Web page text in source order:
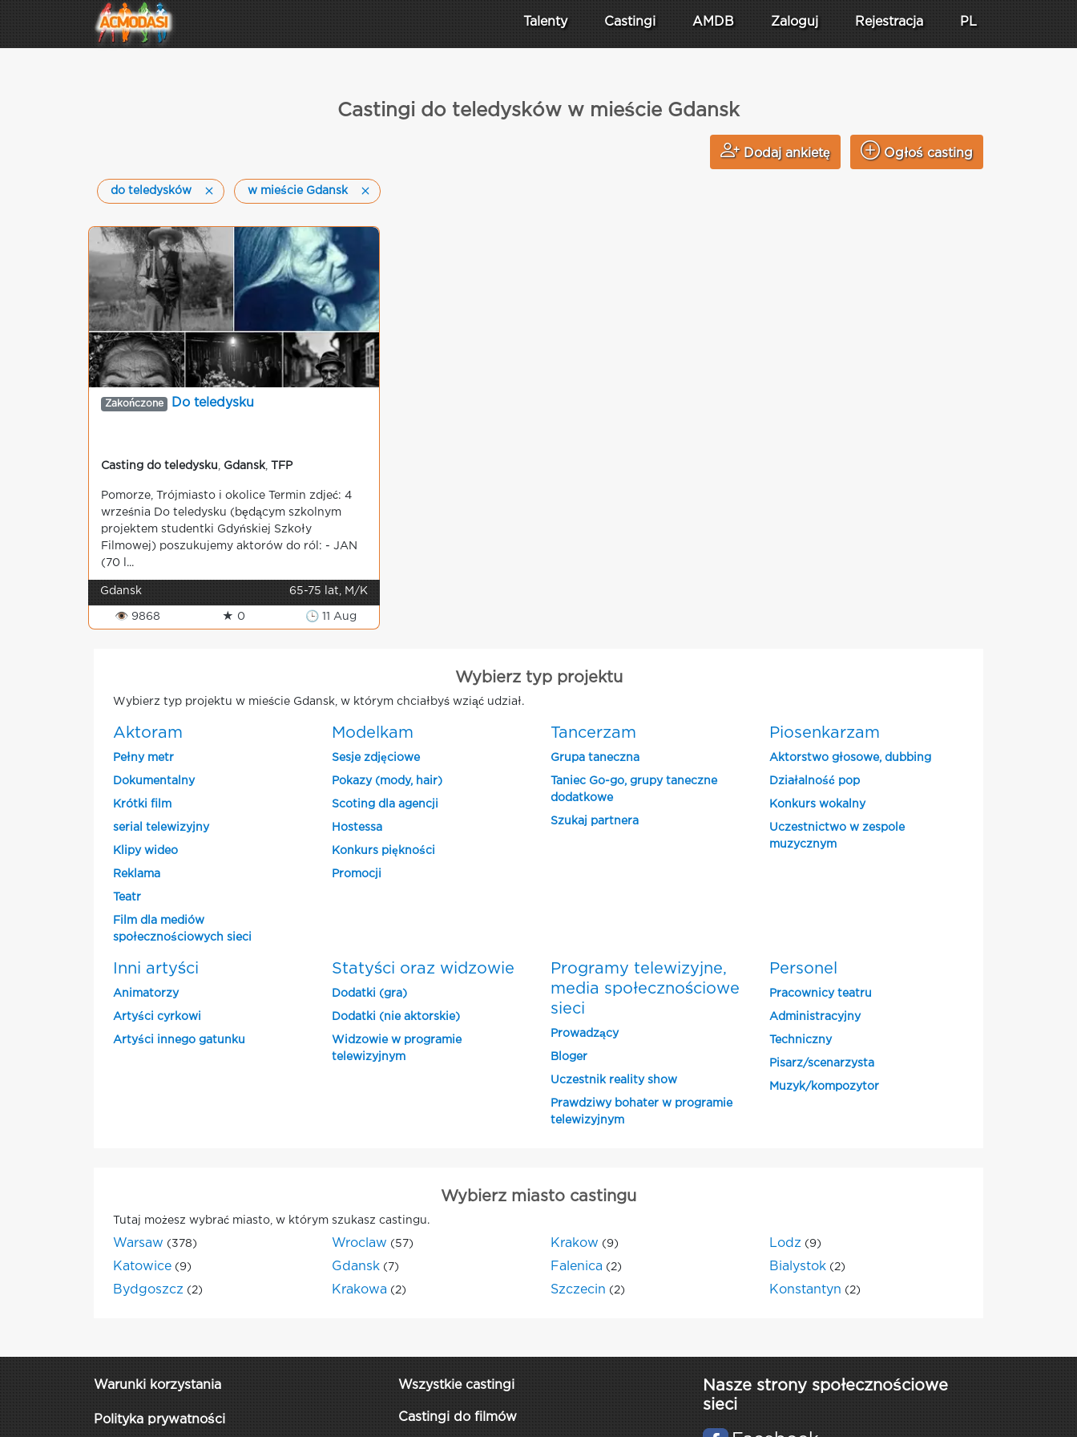
Talenty Castingi AMDB Zaloguj Rejestracja PL
Castingi do teledysków w mieście Gdansk
Dodaj ankietę Ogłoś casting
do teledysków w mieście Gdansk
Zakończone Do teledysku
Casting do teledysku Gdansk, TFP
Pomorze, Trójmiasto i okolice Termin zdjeć: 4
września Do teledysku (będącym szkolnym
projektem studentki Gdyńskiej Szkoły
Filmowej) poszukujemy aktorów do ról: - JAN
(70 l...
Gdansk 65-75 lat, M/K
👁 9868 ★ 0 🕒 11 Aug
Wybierz typ projektu
Wybierz typ projektu w mieście Gdansk, w którym chciałbyś wziąć udział.
Aktoram
Pełny metr
Dokumentalny
Krótki film
serial telewizyjny
Klipy wideo
Reklama
Teatr
Film dla mediów
społecznościowych sieci
Modelkam
Sesje zdjęciowe
Pokazy (mody, hair)
Scoting dla agencji
Hostessa
Konkurs piękności
Promocji
Tancerzam
Grupa taneczna
Taniec Go-go, grupy taneczne
dodatkowe
Szukaj partnera
Piosenkarzam
Aktorstwo głosowe, dubbing
Działalność pop
Konkurs wokalny
Uczestnictwo w zespole
muzycznym
Inni artyści
Animatorzy
Artyści cyrkowi
Artyści innego gatunku
Statyści oraz widzowie
Dodatki (gra)
Dodatki (nie aktorskie)
Widzowie w programie
telewizyjnym
Programy telewizyjne,
media społecznościowe
sieci
Prowadzący
Bloger
Uczestnik reality show
Prawdziwy bohater w programie
telewizyjnym
Personel
Pracownicy teatru
Administracyjny
Techniczny
Pisarz/scenarzysta
Muzyk/kompozytor
Wybierz miasto castingu
Tutaj możesz wybrać miasto, w którym szukasz castingu.
Warsaw (378) Wroclaw (57) Krakow (9) Lodz (9)
Katowice (9) Gdansk (7) Falenica (2) Bialystok (2)
Bydgoszcz (2) Krakowa (2) Szczecin (2) Konstantyn (2)
Warunki korzystania
Polityka prywatności
Wszystkie castingi
Castingi do filmów
Nasze strony społecznościowe
sieci